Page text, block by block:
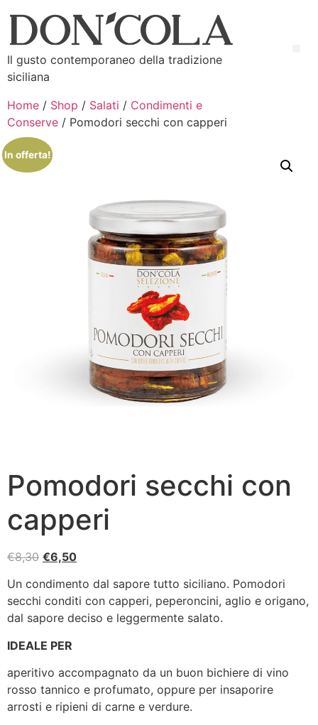
Il gusto contemporaneo della tradizione
siciliana
Home / Shop / Salati / Condimenti e
Conserve / Pomodori secchi con capperi
In offerta!
Pomodori secchi con
capperi
€8,30 €6,50
Un condimento dal sapore tutto siciliano. Pomodori
secchi conditi con capperi, peperoncini, aglio e origano,
dal sapore deciso e leggermente salato.
IDEALE PER
aperitivo accompagnato da un buon bichiere di vino
rosso tannico e profumato, oppure per insaporire
arrosti e ripieni di carne e verdure.